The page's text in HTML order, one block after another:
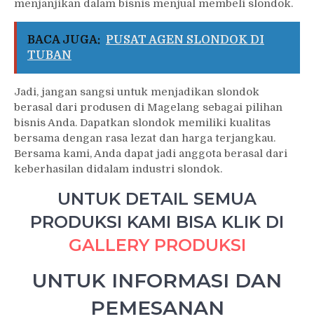
menjanjikan dalam bisnis menjual membeli slondok.
BACA JUGA: PUSAT AGEN SLONDOK DI
TUBAN
Jadi, jangan sangsi untuk menjadikan slondok
berasal dari produsen di Magelang sebagai pilihan
bisnis Anda. Dapatkan slondok memiliki kualitas
bersama dengan rasa lezat dan harga terjangkau.
Bersama kami, Anda dapat jadi anggota berasal dari
keberhasilan didalam industri slondok.
UNTUK DETAIL SEMUA
PRODUKSI KAMI BISA KLIK DI
GALLERY PRODUKSI
UNTUK INFORMASI DAN
PEMESANAN